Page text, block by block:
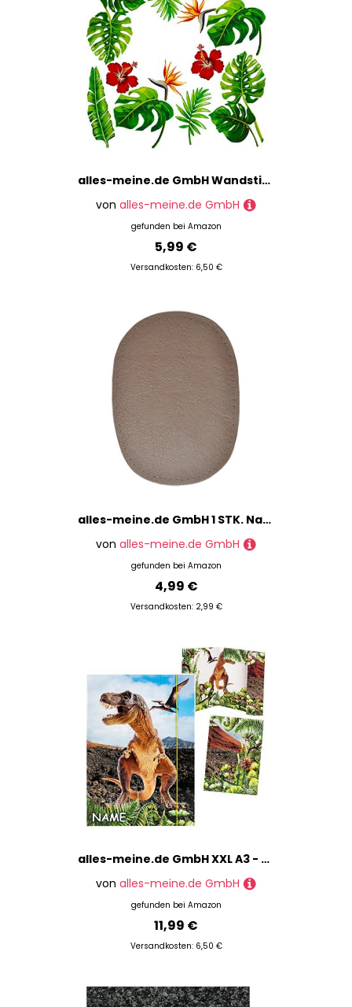
alles-meine.de GmbH Wandsticker + Fensterbilder Motive frei wählbar Kinder & Erwachsene - 12 TLG - Tropen & Palmen Blätter - Dschungel Blüten - selbstklebend + wiederverwendb..
von alles-meine.de GmbH
gefunden bei Amazon
5,99 €
Versandkosten: 6,50 €
alles-meine.de GmbH 1 STK. Nappa - echtes Leder Flicken - dunkel braun - 10 cm * 13 cm - oval - Aufnäher zum Aufnähen/Applikation aus Nappaleder
von alles-meine.de GmbH
gefunden bei Amazon
4,99 €
Versandkosten: 2,99 €
alles-meine.de GmbH XXL A3 - Zeichenmappe/Sammelmappe Motivwahl Dinosaurier - Tyrannosaurus Rex - inkl. Name - Ordner - 44 cm - Mappe für Hefte Zeitschriften Zeichnungen ..
von alles-meine.de GmbH
gefunden bei Amazon
11,99 €
Versandkosten: 6,50 €